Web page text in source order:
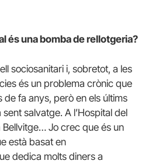
és una bomba de rellotgeria?
sociosanitari i, sobretot, a les
és un problema crònic que
fa anys, però en els últims
salvatge. A l’Hospital del
Bellvitge… Jo crec que és un
està basat en
dedica molts diners a